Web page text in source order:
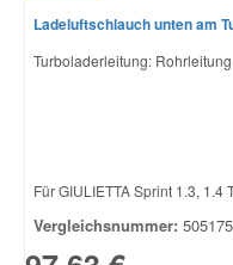
Ladeluftschlauch unten am
Turboladerleitung:
Für GIULIETTA Sprint 1.3, 1.4
Vergleichsnummer: